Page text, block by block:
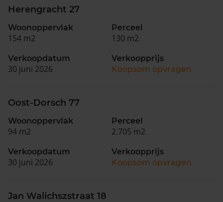
Herengracht 27
Woonoppervlak
154 m2
Perceel
130 m2
Verkoopdatum
30 juni 2026
Verkoopprijs
Koopsom opvragen
Oost-Dorsch 77
Woonoppervlak
94 m2
Perceel
2.705 m2
Verkoopdatum
30 juni 2026
Verkoopprijs
Koopsom opvragen
Jan Walichszstraat 18